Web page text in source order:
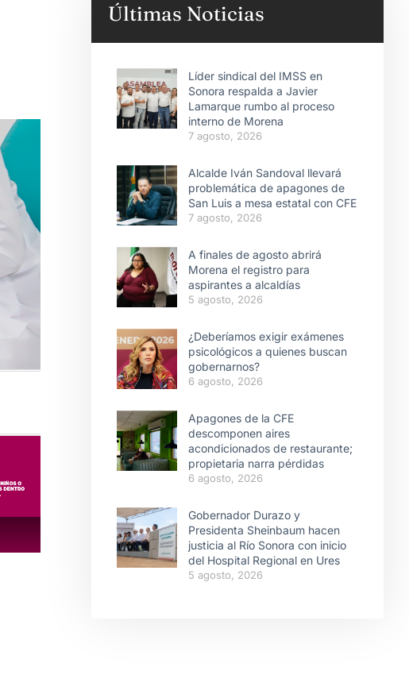
Últimas Noticias
Líder sindical del IMSS en
Sonora respalda a Javier
Lamarque rumbo al proceso
interno de Morena
7 agosto, 2026
Alcalde Iván Sandoval llevará
problemática de apagones de
San Luis a mesa estatal con CFE
7 agosto, 2026
A finales de agosto abrirá
Morena el registro para
aspirantes a alcaldías
5 agosto, 2026
¿Deberíamos exigir exámenes
psicológicos a quienes buscan
gobernarnos?
6 agosto, 2026
Apagones de la CFE
descomponen aires
acondicionados de restaurante;
propietaria narra pérdidas
6 agosto, 2026
Gobernador Durazo y
Presidenta Sheinbaum hacen
justicia al Río Sonora con inicio
del Hospital Regional en Ures
5 agosto, 2026